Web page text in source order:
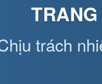
trách